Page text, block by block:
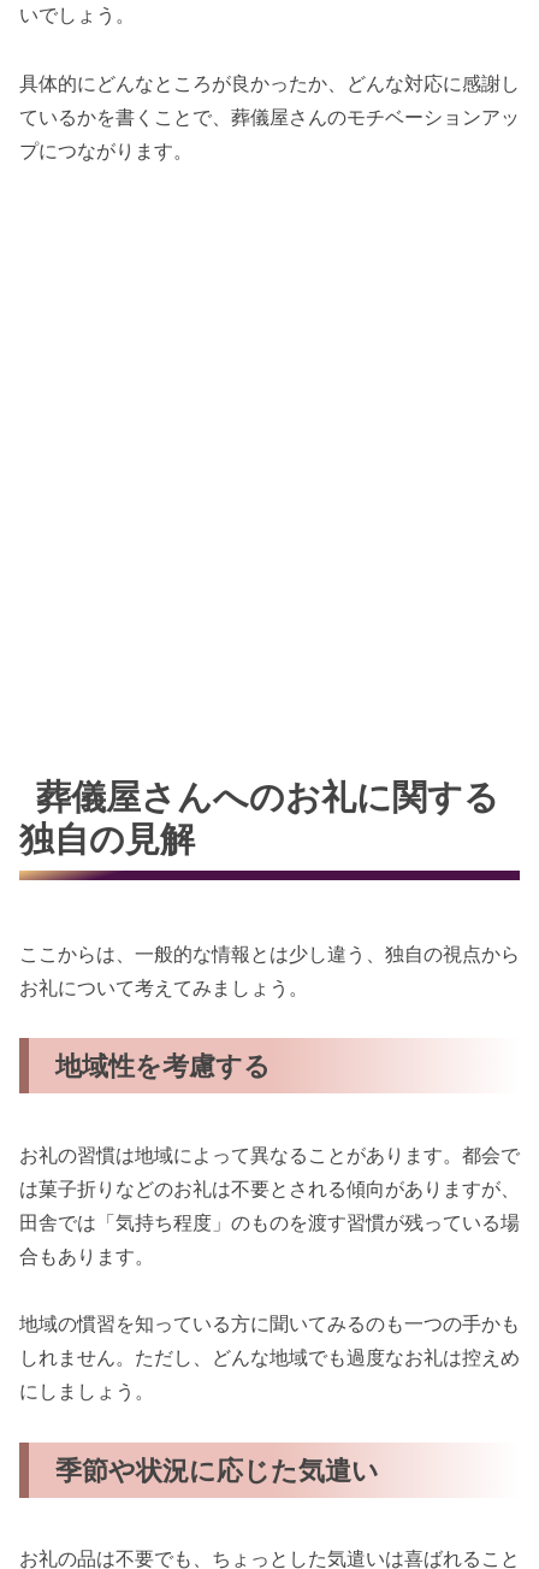
いでしょう。
具体的にどんなところが良かったか、どんな対応に感謝し
ているかを書くことで、葬儀屋さんのモチベーションアッ
プにつながります。
葬儀屋さんへのお礼に関する
独自の見解
ここからは、一般的な情報とは少し違う、独自の視点から
お礼について考えてみましょう。
地域性を考慮する
お礼の習慣は地域によって異なることがあります。都会で
は菓子折りなどのお礼は不要とされる傾向がありますが、
田舎では「気持ち程度」のものを渡す習慣が残っている場
合もあります。
地域の慣習を知っている方に聞いてみるのも一つの手かも
しれません。ただし、どんな地域でも過度なお礼は控えめ
にしましょう。
季節や状況に応じた気遣い
お礼の品は不要でも、ちょっとした気遣いは喜ばれること